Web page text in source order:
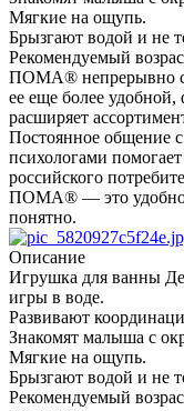
Мягкие на ощупь.
Брызгают водой и не
Рекомендуемый
ПОМА® непрерывно
ее еще более
расширяет
Постоянное общение
психологами
российского
ПОМА® — это удобно,
понятно.
Описание
Игрушка для ванны
игры в воде.
Развивают
Знакомят малыша с
Мягкие на ощупь.
Брызгают водой и не
Рекомендуемый